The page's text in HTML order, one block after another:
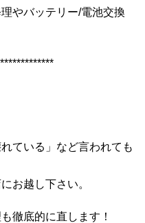
やバッテリー/電池交換
ている」など言われても
お越し下さい。
徹底的に直します！